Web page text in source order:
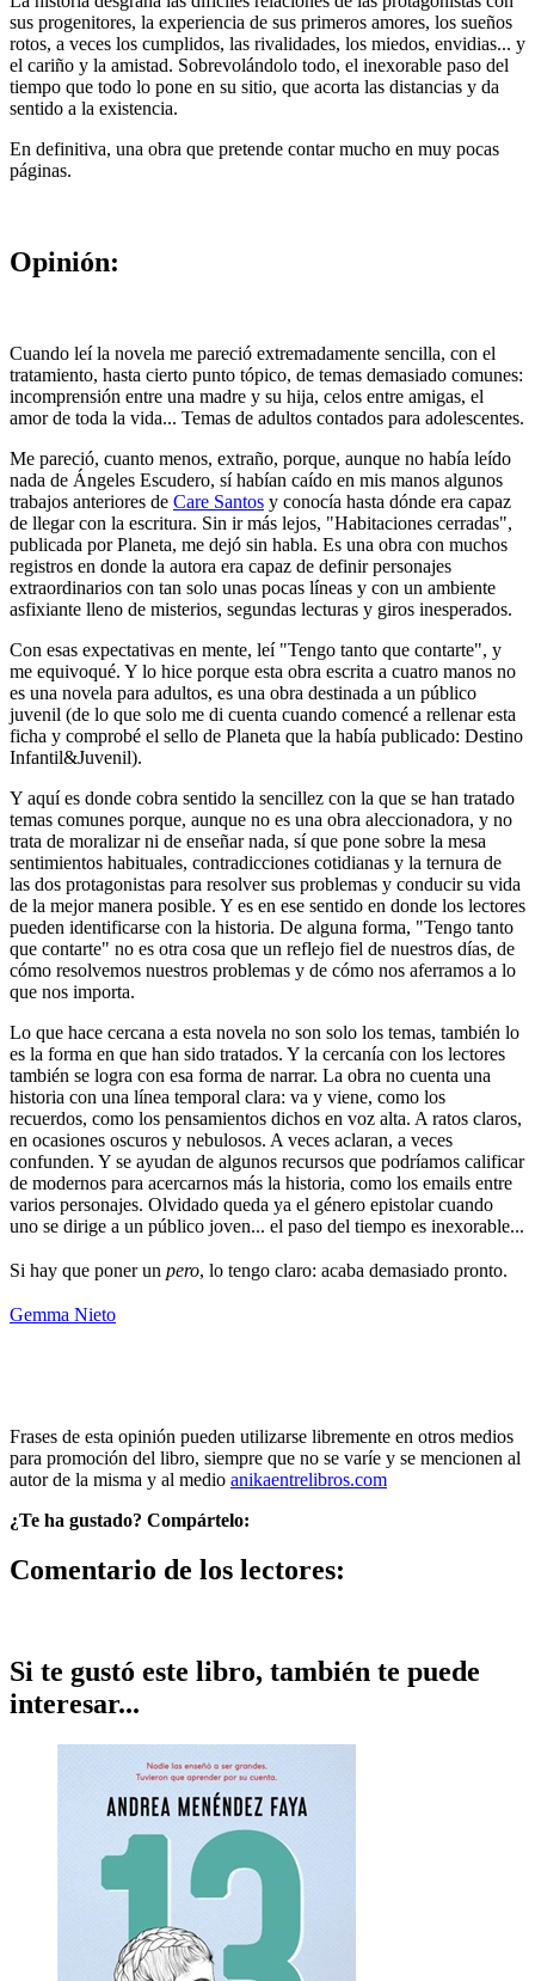
sus progenitores, la experiencia de sus primeros amores, los sueños
rotos, a veces los cumplidos, las rivalidades, los miedos, envidias... y
el cariño y la amistad. Sobrevolándolo todo, el inexorable paso del
tiempo que todo lo pone en su sitio, que acorta las distancias y da
sentido a la existencia.
En definitiva, una obra que pretende contar mucho en muy pocas
páginas.
Opinión:
Cuando leí la novela me pareció extremadamente sencilla, con el
tratamiento, hasta cierto punto tópico, de temas demasiado comunes:
incomprensión entre una madre y su hija, celos entre amigas, el
amor de toda la vida... Temas de adultos contados para adolescentes.
Me pareció, cuanto menos, extraño, porque, aunque no había leído
nada de Ángeles Escudero, sí habían caído en mis manos algunos
trabajos anteriores de Care Santos y conocía hasta dónde era capaz
de llegar con la escritura. Sin ir más lejos, "Habitaciones cerradas",
publicada por Planeta, me dejó sin habla. Es una obra con muchos
registros en donde la autora era capaz de definir personajes
extraordinarios con tan solo unas pocas líneas y con un ambiente
asfixiante lleno de misterios, segundas lecturas y giros inesperados.
Con esas expectativas en mente, leí "Tengo tanto que contarte", y
me equivoqué. Y lo hice porque esta obra escrita a cuatro manos no
es una novela para adultos, es una obra destinada a un público
juvenil (de lo que solo me di cuenta cuando comencé a rellenar esta
ficha y comprobé el sello de Planeta que la había publicado: Destino
Infantil&Juvenil).
Y aquí es donde cobra sentido la sencillez con la que se han tratado
temas comunes porque, aunque no es una obra aleccionadora, y no
trata de moralizar ni de enseñar nada, sí que pone sobre la mesa
sentimientos habituales, contradicciones cotidianas y la ternura de
las dos protagonistas para resolver sus problemas y conducir su vida
de la mejor manera posible. Y es en ese sentido en donde los lectores
pueden identificarse con la historia. De alguna forma, "Tengo tanto
que contarte" no es otra cosa que un reflejo fiel de nuestros días, de
cómo resolvemos nuestros problemas y de cómo nos aferramos a lo
que nos importa.
Lo que hace cercana a esta novela no son solo los temas, también lo
es la forma en que han sido tratados. Y la cercanía con los lectores
también se logra con esa forma de narrar. La obra no cuenta una
historia con una línea temporal clara: va y viene, como los
recuerdos, como los pensamientos dichos en voz alta. A ratos claros,
en ocasiones oscuros y nebulosos. A veces aclaran, a veces
confunden. Y se ayudan de algunos recursos que podríamos calificar
de modernos para acercarnos más la historia, como los emails entre
varios personajes. Olvidado queda ya el género epistolar cuando
uno se dirige a un público joven... el paso del tiempo es inexorable...
Si hay que poner un pero, lo tengo claro: acaba demasiado pronto.
Gemma Nieto
Frases de esta opinión pueden utilizarse libremente en otros medios
para promoción del libro, siempre que no se varíe y se mencionen al
autor de la misma y al medio anikaentrelibros.com
¿Te ha gustado? Compártelo:
Comentario de los lectores:
Si te gustó este libro, también te puede
interesar...